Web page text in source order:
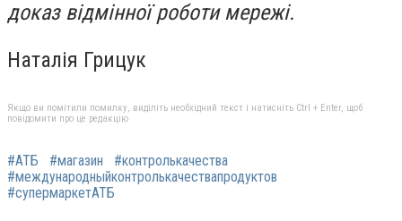
доказ відмінної роботи мережі.
Наталія Грицук
Якщо ви помітили помилку, виділіть необхідний текст і натисніть Ctrl + Enter, щоб
повідомити про це редакцію
#АТБ #магазин
#контролькачества
#международныйконтролькачествапродуктов
#супермаркетАТБ